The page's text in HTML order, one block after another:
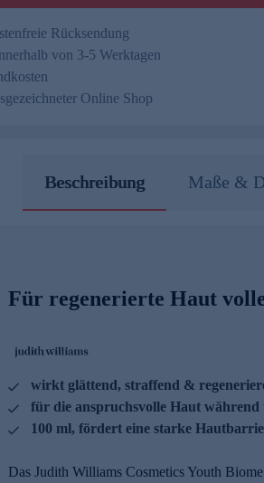
Rücksendung
von 3-5 Werktagen
Online Shop
Beschreibung Maße &
Für regenerierte Haut
wirkt glättend, straffend &
für die anspruchsvolle Haut während
100 ml, fördert eine starke
Das Judith Williams Cosmetics Youth